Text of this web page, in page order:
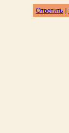
Ответить|